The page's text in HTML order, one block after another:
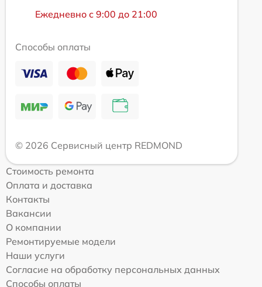
Ежедневно с 9:00 до 21:00
Способы оплаты
© 2026 Сервисный центр REDMOND
Стоимость ремонта
Оплата и доставка
Контакты
Вакансии
О компании
Ремонтируемые модели
Наши услуги
Согласие на обработку персональных данных
Способы оплаты